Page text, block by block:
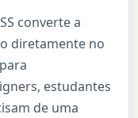
converte a
diretamente no
estudantes
de uma